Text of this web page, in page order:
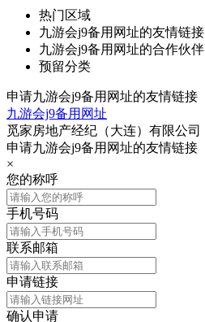
热门区域
九游会j9备用网址的友情链接
九游会j9备用网址的合作伙伴
预留分类
申请九游会j9备用网址的友情链接
九游会j9备用网址
觅家房地产经纪（大连）有限公司
申请九游会j9备用网址的友情链接
×
您的称呼
手机号码
联系邮箱
申请链接
确认申请